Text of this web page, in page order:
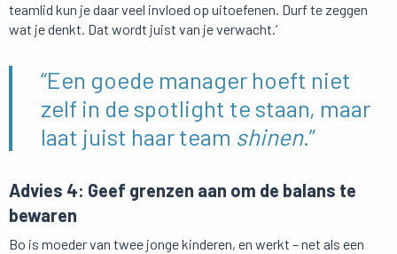
teamlid kun je daar veel invloed op uitoefenen. Durf te zeggen
wat je denkt. Dat wordt juist van je verwacht.’
“Een goede manager hoeft niet
zelf in de spotlight te staan, maar
laat juist haar team shinen.”
Advies 4: Geef grenzen aan om de balans te
bewaren
Bo is moeder van twee jonge kinderen, en werkt – net als een